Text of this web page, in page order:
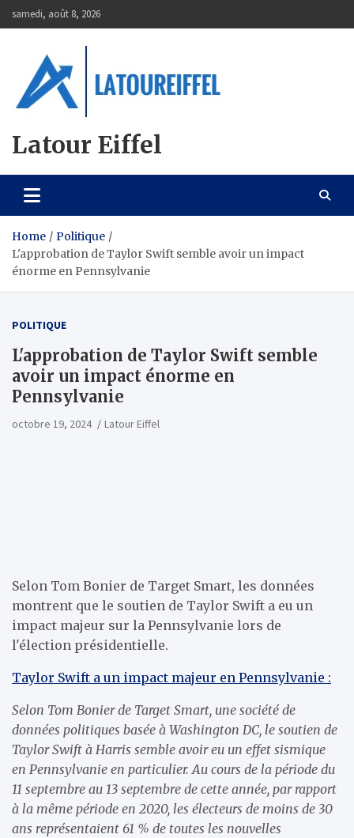
to
samedi, août 8, 2026
Latour Eiffel
Home
Politique
L'approbation de Taylor Swift semble avoir un impact
énorme en Pennsylvanie
POLITIQUE
L'approbation de Taylor Swift semble
avoir un impact énorme en
Pennsylvanie
octobre 19, 2024 Latour Eiffel
Selon Tom Bonier de Target Smart, les données
montrent que le soutien de Taylor Swift a eu un
impact majeur sur la Pennsylvanie lors de
l'élection présidentielle.
Taylor Swift a un impact majeur en Pennsylvanie :
Selon Tom Bonier de Target Smart, une société de
données politiques basée à Washington DC, le soutien de
Taylor Swift à Harris semble avoir eu un effet sismique
en Pennsylvanie en particulier. Au cours de la période du
11 septembre au 13 septembre de cette année, par rapport
à la même période en 2020, les électeurs de moins de 30
ans représentaient 61 % de toutes les nouvelles